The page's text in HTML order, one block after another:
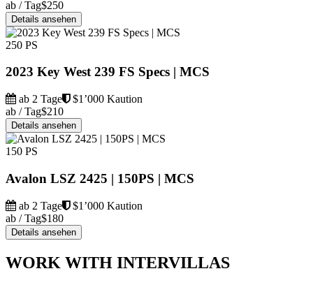
ab / Tag$250
Details ansehen
250 PS
2023 Key West 239 FS Specs | MCS
ab 2 Tage
$1’000 Kaution
ab / Tag$210
Details ansehen
150 PS
Avalon LSZ 2425 | 150PS | MCS
ab 2 Tage
$1’000 Kaution
ab / Tag$180
Details ansehen
WORK WITH INTERVILLAS